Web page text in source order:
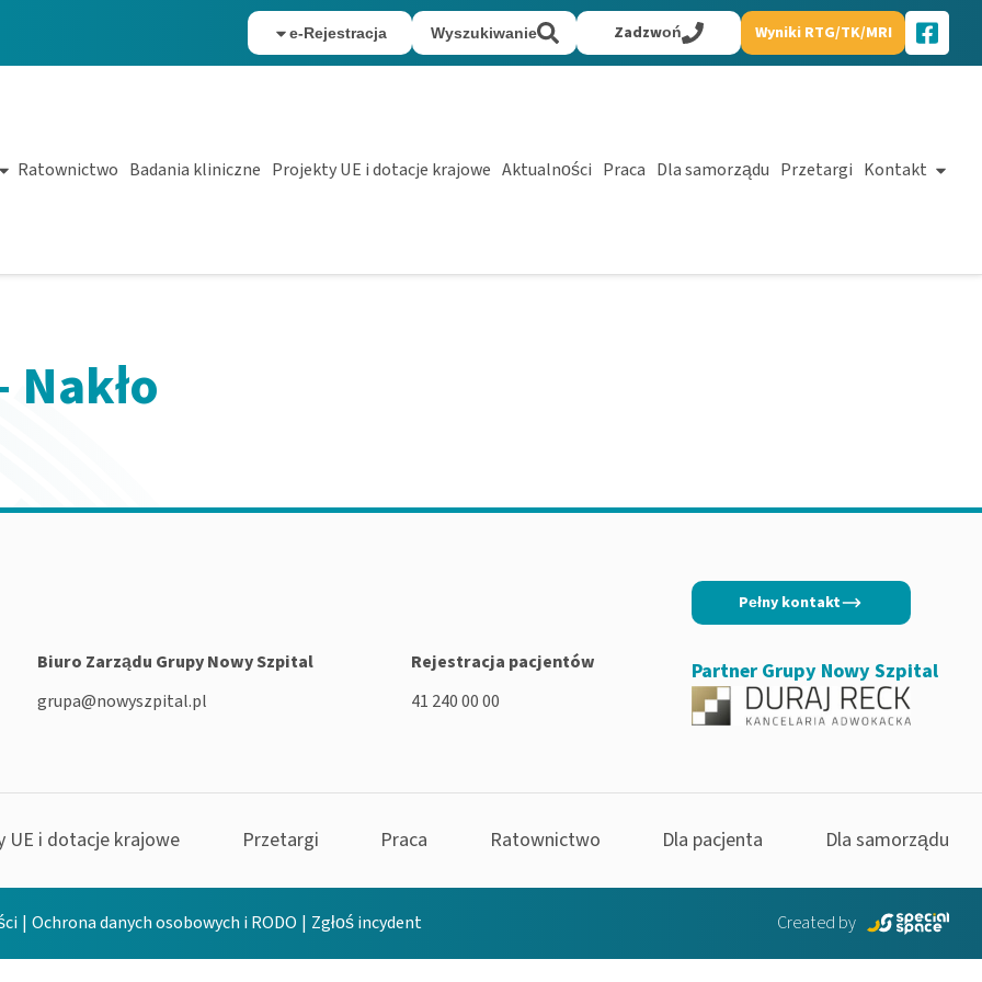
e-Rejestracja Wyszukiwanie Zadzwoń Wyniki RTG/TK/MRI
Ratownictwo Badania kliniczne Projekty UE i dotacje krajowe Aktualności Praca Dla samorządu Przetargi Kontakt
Biuro Zarządu Grupy Nowy Szpital
grupa@nowyszpital.pl
Rejestracja pacjentów
41 240 00 00
Pełny kontakt
Partner Grupy Nowy Szpital
UE i dotacje krajowe Przetargi Praca Ratownictwo Dla pacjenta Dla samorządu
| Ochrona danych osobowych i RODO | Zgłoś incydent Created by